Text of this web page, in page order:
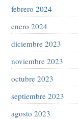
febrero 2024
enero 2024
diciembre 2023
noviembre 2023
octubre 2023
septiembre 2023
agosto 2023